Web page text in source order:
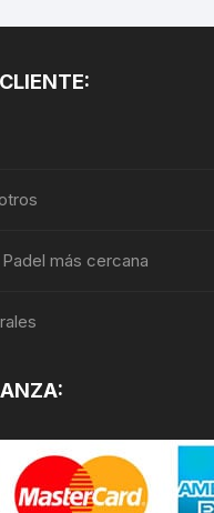
opciones
más cercana